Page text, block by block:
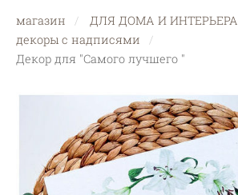
магазин
ДЛЯ ДОМА И ИНТЕРЬЕРА
декоры с надписями
Декор для "Самого лучшего "